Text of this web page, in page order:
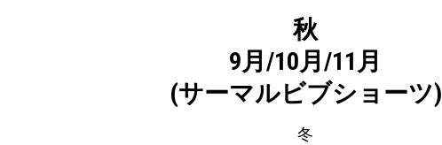
秋
9月/10月/11月
(サーマルビブショーツ)
冬